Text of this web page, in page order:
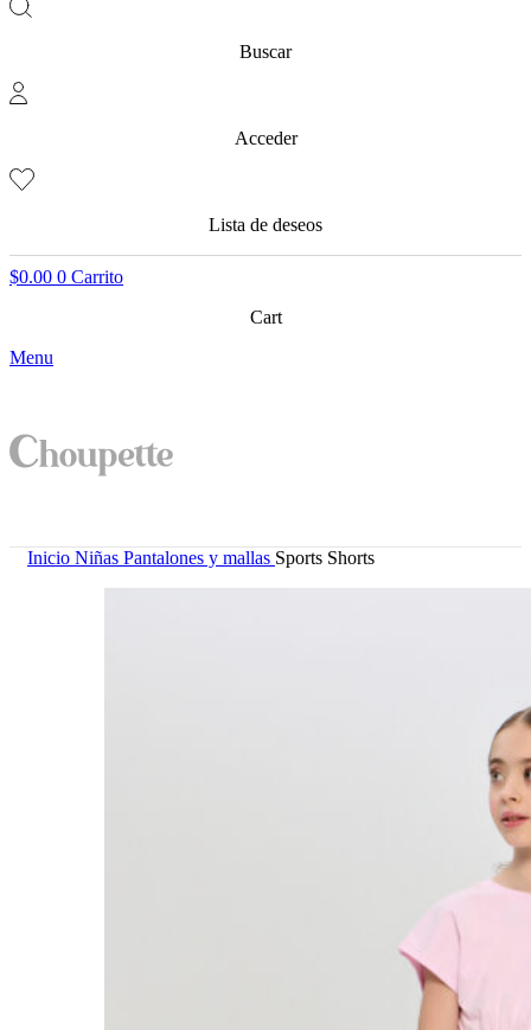
Buscar
Acceder
Lista de deseos
$0.00 0 Carrito
Cart
Menu
Inicio Niñas Pantalones y mallas Sports Shorts